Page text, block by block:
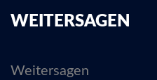
WEITERSAGEN
Weitersagen